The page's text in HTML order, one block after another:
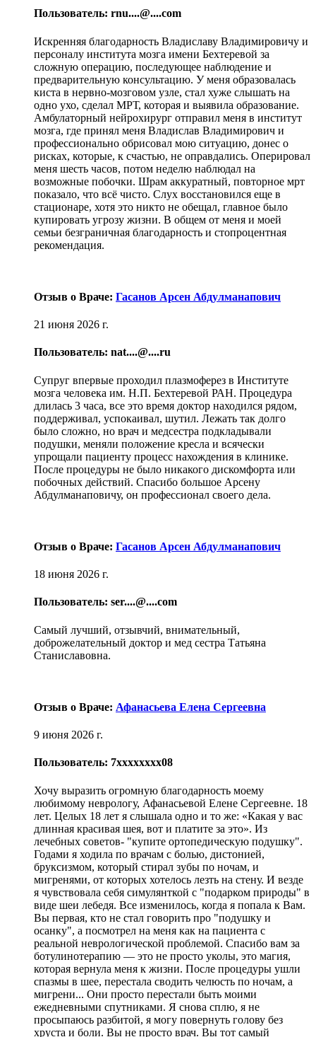
Пользователь: rnu....@....com
Искренняя благодарность Владиславу Владимировичу и
персоналу института мозга имени Бехтеревой за
сложную операцию, последующее наблюдение и
предварительную консультацию. У меня образовалась
киста в нервно-мозговом узле, стал хуже слышать на
одно ухо, сделал МРТ, которая и выявила образование.
Амбулаторный нейрохирург отправил меня в институт
мозга, где принял меня Владислав Владимирович и
профессионально обрисовал мою ситуацию, донес о
рисках, которые, к счастью, не оправдались. Оперировал
меня шесть часов, потом неделю наблюдал на
возможные побочки. Шрам аккуратный, повторное мрт
показало, что всё чисто. Слух восстановился еще в
стационаре, хотя это никто не обещал, главное было
купировать угрозу жизни. В общем от меня и моей
семьи безграничная благодарность и стопроцентная
рекомендация.
Отзыв о Враче: Гасанов Арсен Абдулманапович
21 июня 2026 г.
Пользователь: nat....@....ru
Супруг впервые проходил плазмоферез в Институте
мозга человека им. Н.П. Бехтеревой РАН. Процедура
длилась 3 часа, все это время доктор находился рядом,
поддерживал, успокаивал, шутил. Лежать так долго
было сложно, но врач и медсестра подкладывали
подушки, меняли положение кресла и всячески
упрощали пациенту процесс нахождения в клинике.
После процедуры не было никакого дискомфорта или
побочных действий. Спасибо большое Арсену
Абдулманаповичу, он профессионал своего дела.
Отзыв о Враче: Гасанов Арсен Абдулманапович
18 июня 2026 г.
Пользователь: ser....@....com
Самый лучший, отзывчий, внимательный,
доброжелательный доктор и мед сестра Татьяна
Станиславовна.
Отзыв о Враче: Афанасьева Елена Сергеевна
9 июня 2026 г.
Пользователь: 7xxxxxxxx08
Хочу выразить огромную благодарность моему
любимому неврологу, Афанасьевой Елене Сергеевне. 18
лет. Целых 18 лет я слышала одно и то же: «Какая у вас
длинная красивая шея, вот и платите за это». Из
лечебных советов- "купите ортопедическую подушку".
Годами я ходила по врачам с болью, дистонией,
бруксизмом, который стирал зубы по ночам, и
мигренями, от которых хотелось лезть на стену. И везде
я чувствовала себя симулянткой с "подарком природы" в
виде шеи лебедя. Все изменилось, когда я попала к Вам.
Вы первая, кто не стал говорить про "подушку и
осанку", а посмотрел на меня как на пациента с
реальной неврологической проблемой. Спасибо вам за
ботулинотерапию — это не просто уколы, это магия,
которая вернула меня к жизни. После процедуры ушли
спазмы в шее, перестала сводить челюсть по ночам, а
мигрени... Они просто перестали быть моими
ежедневными спутниками. Я снова сплю, я не
просыпаюсь разбитой, я могу повернуть голову без
хруста и боли. Вы не просто врач. Вы тот самый